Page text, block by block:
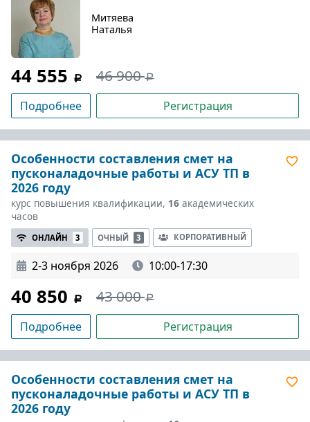
Митяева
Наталья
44 555 46 900
Подробнее Регистрация
Особенности составления смет на
пусконаладочные работы и АСУ ТП в
2026 году
курс повышения квалификации, 16 академических
часов
ОНЛАЙН 3 ОЧНЫЙ 3 КОРПОРАТИВНЫЙ
2-3 ноября 2026 10:00-17:30
40 850 43 000
Подробнее Регистрация
Особенности составления смет на
пусконаладочные работы и АСУ ТП в
2026 году